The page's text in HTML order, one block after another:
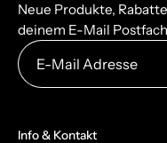
Neue Produkte,
deinem E-Mail
Info & Kontakt